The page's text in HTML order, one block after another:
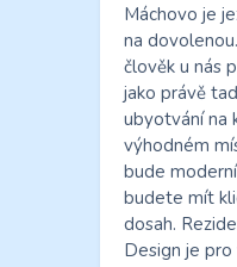
Máchovo je
na
člověk u nás
jako právě
ubyotvání na
výhodném
bude
budete mít
dosah.
Design je